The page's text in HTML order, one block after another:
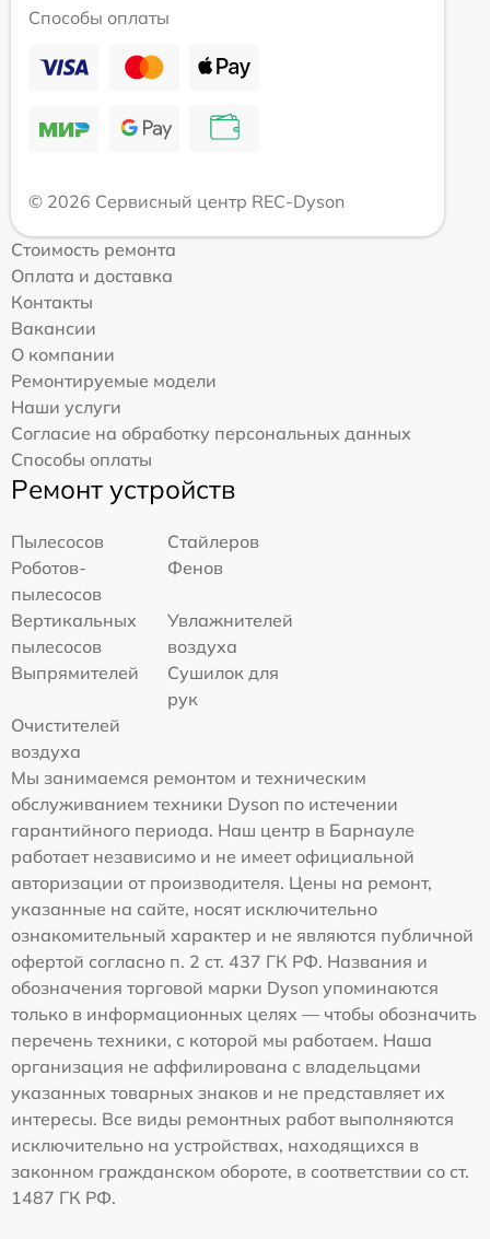
Способы оплаты
© 2026 Сервисный центр REC-Dyson
Стоимость ремонта
Оплата и доставка
Контакты
Вакансии
О компании
Ремонтируемые модели
Наши услуги
Согласие на обработку персональных данных
Способы оплаты
Ремонт устройств
Пылесосов
Стайлеров
Роботов-
пылесосов
Фенов
Вертикальных
пылесосов
Увлажнителей
воздуха
Выпрямителей
Сушилок для
рук
Очистителей
воздуха
Мы занимаемся ремонтом и техническим
обслуживанием техники Dyson по истечении
гарантийного периода. Наш центр в Барнауле
работает независимо и не имеет официальной
авторизации от производителя. Цены на ремонт,
указанные на сайте, носят исключительно
ознакомительный характер и не являются публичной
офертой согласно п. 2 ст. 437 ГК РФ. Названия и
обозначения торговой марки Dyson упоминаются
только в информационных целях — чтобы обозначить
перечень техники, с которой мы работаем. Наша
организация не аффилирована с владельцами
указанных товарных знаков и не представляет их
интересы. Все виды ремонтных работ выполняются
исключительно на устройствах, находящихся в
законном гражданском обороте, в соответствии со ст.
1487 ГК РФ.